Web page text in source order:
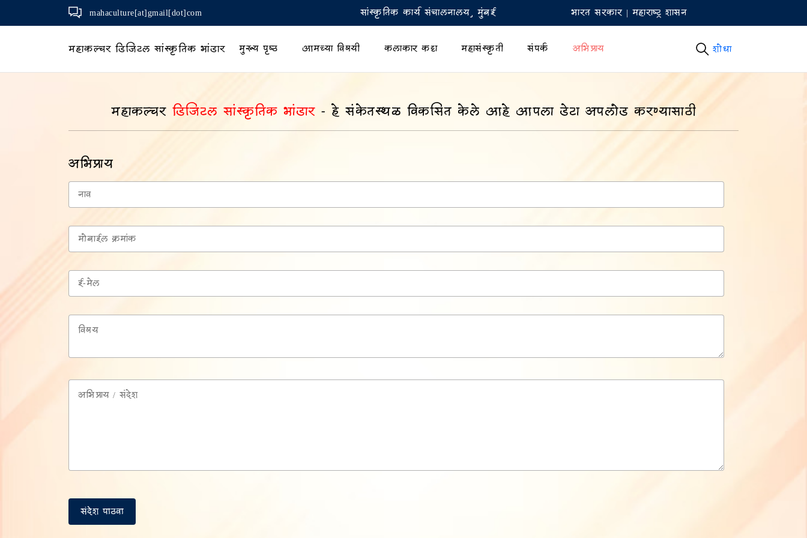
mahaculture[at]gmail[dot]com सांस्कृतिक कार्य संचालनालय, मुंबई भारत सरकार | महाराष्ट्र शासन
महाकल्चर डिजिटल सांस्कृतिक भांडार मुख्य पृष्ठ आमच्या विषयी कलाकार कट्टा महासंस्कृती संपर्क अभिप्राय शोधा
महाकल्चर डिजिटल सांस्कृतिक भांडार - हे संकेतस्थळ विकसित केले आहे आपला डेटा अपलोड करण्यासाठी
अभिप्राय
संदेश पाठवा